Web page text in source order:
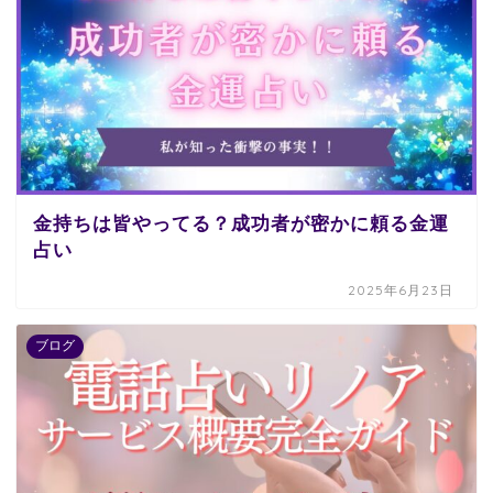
金持ちは皆やってる？成功者が密かに頼る金運
占い
2025年6月23日
ブログ